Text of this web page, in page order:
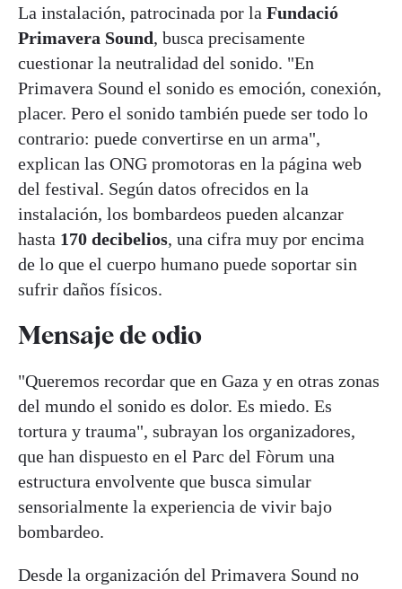
La instalación, patrocinada por la Fundació
Primavera Sound, busca precisamente
cuestionar la neutralidad del sonido. "En
Primavera Sound el sonido es emoción, conexión,
placer. Pero el sonido también puede ser todo lo
contrario: puede convertirse en un arma",
explican las ONG promotoras en la página web
del festival. Según datos ofrecidos en la
instalación, los bombardeos pueden alcanzar
hasta 170 decibelios, una cifra muy por encima
de lo que el cuerpo humano puede soportar sin
sufrir daños físicos.
Mensaje de odio
"Queremos recordar que en Gaza y en otras zonas
del mundo el sonido es dolor. Es miedo. Es
tortura y trauma", subrayan los organizadores,
que han dispuesto en el Parc del Fòrum una
estructura envolvente que busca simular
sensorialmente la experiencia de vivir bajo
bombardeo.
Desde la organización del Primavera Sound no